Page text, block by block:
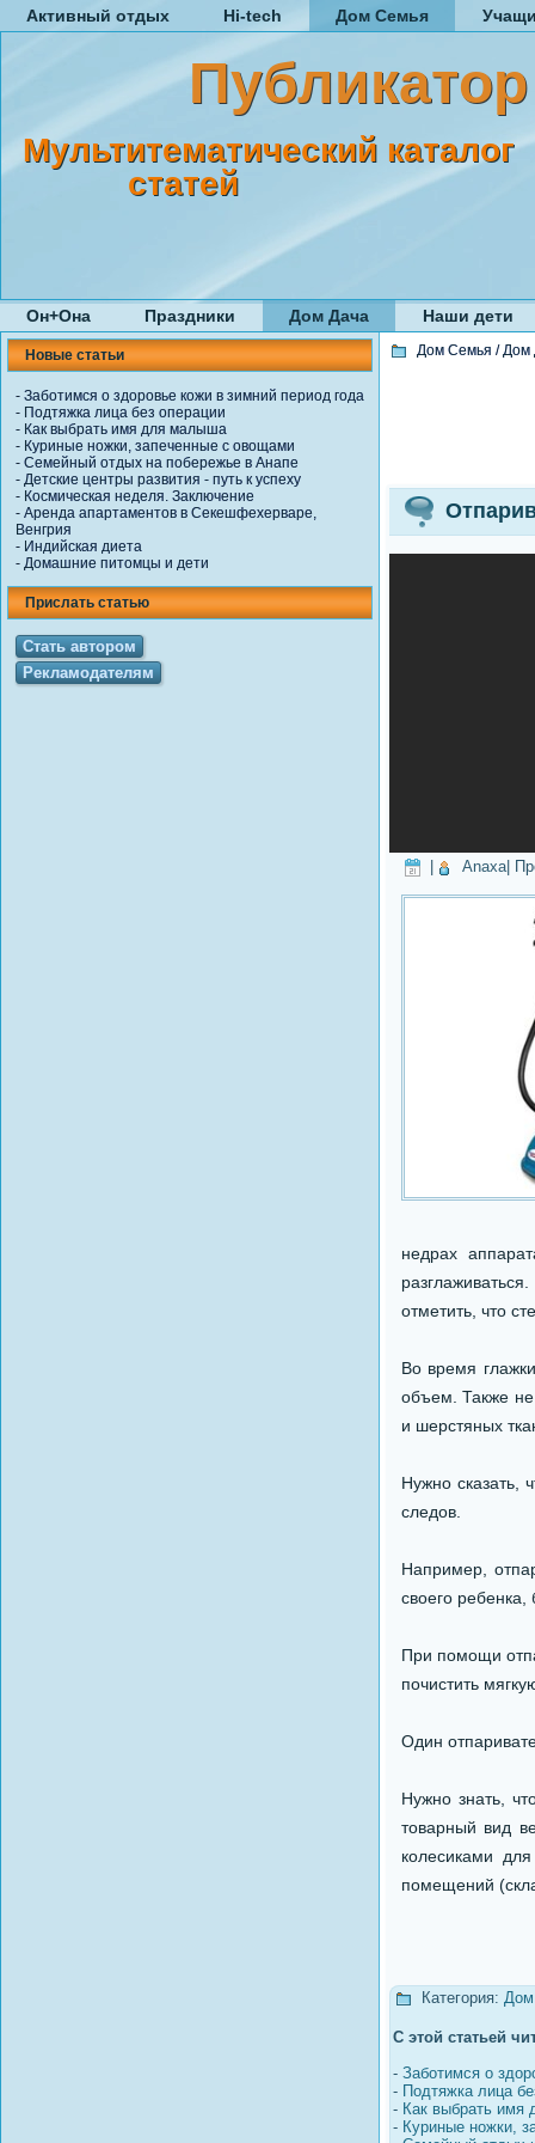
Активный отдых Hi-tech Дом Семья
Публикатор
Мультитематический каталог
статей
Он+Она Праздники Дом Дача Наши дети
Новые статьи
- Заботимся о здоровье кожи в зимний период года
- Подтяжка лица без операции
- Как выбрать имя для малыша
- Куриные ножки, запеченные с овощами
- Семейный отдых на побережье в Анапе
- Детские центры развития - путь к успеху
- Космическая неделя. Заключение
- Аренда апартаментов в Секешфехерваре,
Венгрия
- Индийская диета
- Домашние питомцы и дети
Прислать статью
Стать автором
Рекламодателям
Дом Семья /Дом
Anaxa|
недрах
отметить, что
Во время
объем. Также не
и шерстяных
Нужно сказать,
следов.
Например,
своего ребенка,
При помощи
почистить
Один
Нужно знать,
товарный вид
колесиками
помещений
Категория:
С этой статьей
- Заботимся о
- Подтяжка лица
- Как выбрать
- Куриные ножки,